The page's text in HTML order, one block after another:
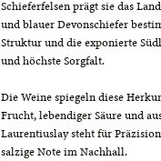
Schieferfelsen prägt sie das
und blauer Devonschiefer
Struktur und die exponierte
und höchste Sorgfalt.
Die Weine spiegeln diese
Frucht, lebendiger Säure und
Laurentiuslay steht für
salzige Note im Nachhall.